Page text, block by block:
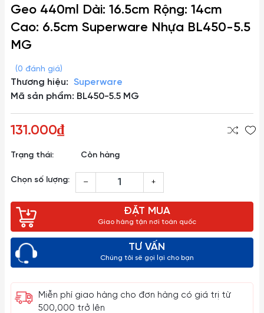
Geo 440ml Dài: 16.5cm Rộng: 14cm
Cao: 6.5cm Superware Nhựa BL450-5.5
MG
(0 đánh giá)
Thương hiệu: Superware
Mã sản phẩm: BL450-5.5 MG
131.000₫
Trạng thái: Còn hàng
Chọn số lượng: – +
ĐẶT MUA
Giao hàng tận nơi toàn quốc
TƯ VẤN
Chúng tôi sẽ gọi lại cho bạn
Miễn phí giao hàng cho đơn hàng có giá trị từ
500,000 trở lên